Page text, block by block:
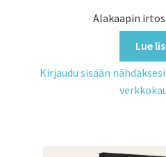
Alakaapin
Lue
Kirjaudu sisään